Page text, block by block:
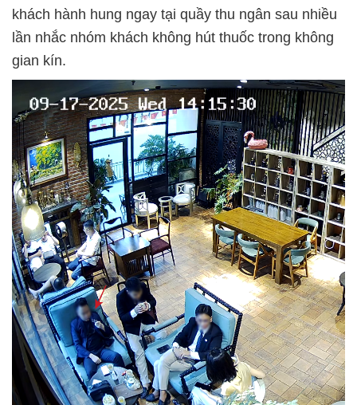
khách hành hung ngay tại quầy thu ngân sau nhiều
lần nhắc nhóm khách không hút thuốc trong không
gian kín.